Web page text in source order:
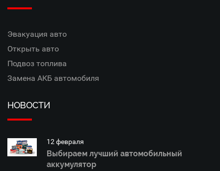
Эвакуация авто
Открыть авто
Подвоз топлива
Замена АКБ автомобиля
НОВОСТИ
12 февраля
Выбираем лучший автомобильный
аккумулятор